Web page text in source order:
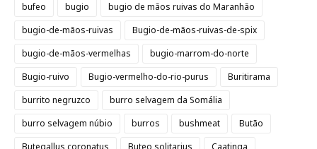
bufeo
bugio
bugio de mãos ruivas do Maranhão
bugio-de-mãos-ruivas
Bugio-de-mãos-ruivas-de-spix
bugio-de-mãos-vermelhas
bugio-marrom-do-norte
Bugio-ruivo
Bugio-vermelho-do-rio-purus
Buritirama
burrito negruzco
burro selvagem da Somália
burro selvagem núbio
burros bushmeat
Butão
Butegallus coronatus
Buteo solitarius
Caatinga